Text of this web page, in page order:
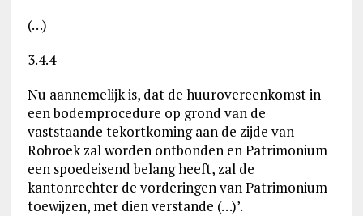
(…)
3.4.4
Nu aannemelijk is, dat de huurovereenkomst in
een bodemprocedure op grond van de
vaststaande tekortkoming aan de zijde van
Robroek zal worden ontbonden en Patrimonium
een spoedeisend belang heeft, zal de
kantonrechter de vorderingen van Patrimonium
toewijzen, met dien verstande (…)’.